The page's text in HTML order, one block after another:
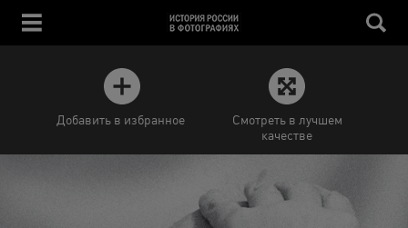
Добавить в избранное
Смотреть в лучшем
качестве